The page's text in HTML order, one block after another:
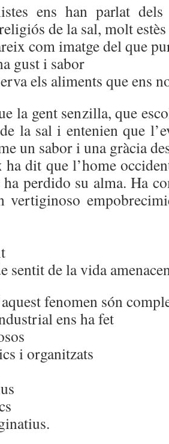
ens han parlat
de la sal, molt
com imatge del que
gust i sabor
els aliments que ens
la gent senzilla, que
la sal i entenien que
un sabor i una gràcia
ha dit que l’home
perdido su alma. Ha
vertiginoso
sentit de la vida
fenomen són
ens ha fet
i organitzats